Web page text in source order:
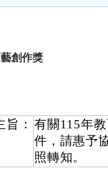
創作獎
旨： 有關115年
件，請惠予
照轉知。